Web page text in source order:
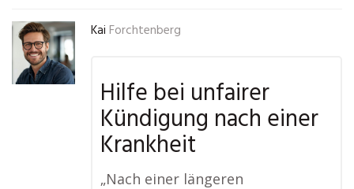
Kai Forchtenberg
Hilfe bei unfairer
Kündigung nach einer
Krankheit
„Nach einer längeren